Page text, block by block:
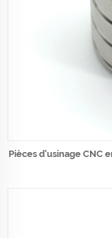
Pièces d'usinage CNC